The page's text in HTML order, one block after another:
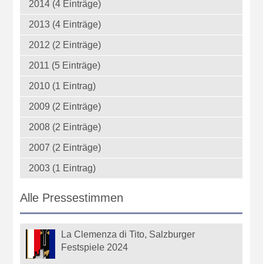
2014 (4 Einträge)
2013 (4 Einträge)
2012 (2 Einträge)
2011 (5 Einträge)
2010 (1 Eintrag)
2009 (2 Einträge)
2008 (2 Einträge)
2007 (2 Einträge)
2003 (1 Eintrag)
Alle Pressestimmen
La Clemenza di Tito, Salzburger
Festspiele 2024